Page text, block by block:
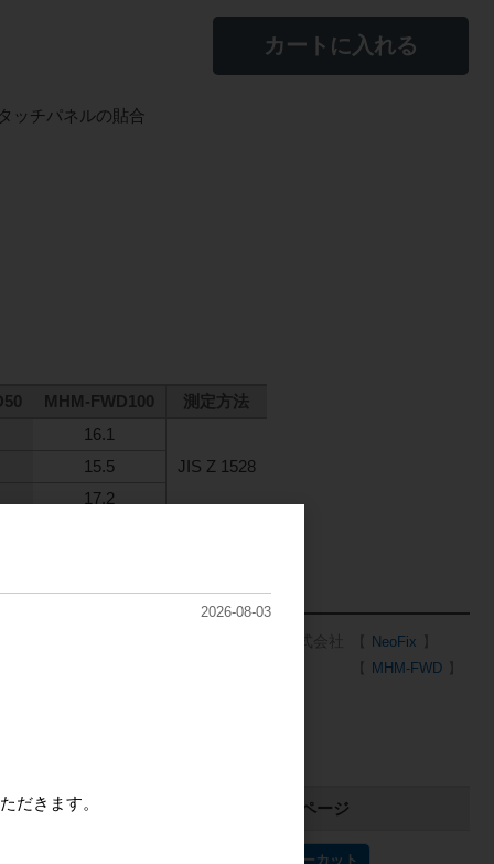
カートに入れる
ッチパネルの貼合
MHM-FWD100 測定方法
16.1
15.5
17.2
JIS Z 1528
NeoFix
MHM-FWD
対応形状 商品ページ
オーダーカット
2026-08-03
だきます。